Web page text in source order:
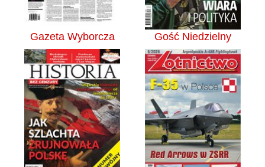
Gazeta Wyborcza Gość Niedzielny